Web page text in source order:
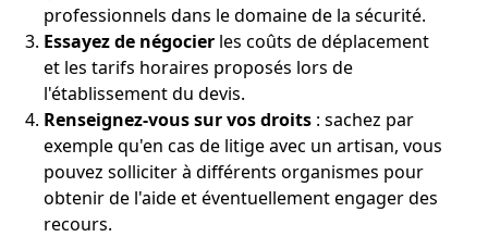
professionnels dans le domaine de la sécurité.
Essayez de négocier les coûts de déplacement
et les tarifs horaires proposés lors de
l'établissement du devis.
Renseignez-vous sur vos droits : sachez par
exemple qu'en cas de litige avec un artisan, vous
pouvez solliciter à différents organismes pour
obtenir de l'aide et éventuellement engager des
recours.